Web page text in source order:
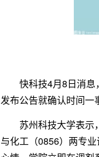
快科技4月8日消
发布公告就确认时间一
苏州科技大学表示
与化工（0856）两专